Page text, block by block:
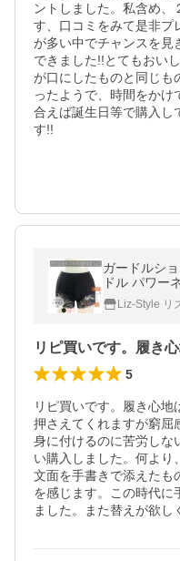
ントしました。私含め
す、口コミをみて是非プ
が多い中でチャンスを見
できました!!とてもおい
が口にしたものと同じも
ったようで、時間をか
合えば誕生日等で購入
す!!
ガードルシ
ドル パワー
産後 お腹す
tyleLiz-Style リ
5
リピ買いです。履き心
押さえてくれますが窮屈
身に付けるのに苦労しな
い購入しました。何より
文面を手書きで添えたも
を感じます。この時代に
ました。また替えが欲